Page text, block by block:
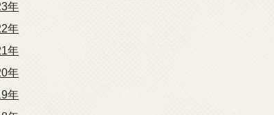
年
年
年
年
年